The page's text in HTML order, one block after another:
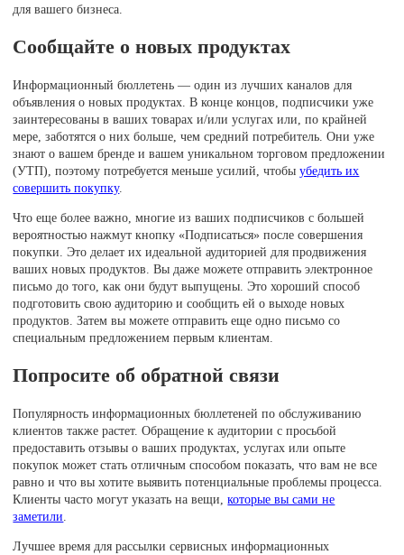
для вашего бизнеса.
Сообщайте о новых продуктах
Информационный бюллетень — один из лучших каналов для
объявления о новых продуктах. В конце концов, подписчики уже
заинтересованы в ваших товарах и/или услугах или, по крайней
мере, заботятся о них больше, чем средний потребитель. Они уже
знают о вашем бренде и вашем уникальном торговом предложении
(УТП), поэтому потребуется меньше усилий, чтобыубедить их
совершить покупку.
Что еще более важно, многие из ваших подписчиков с большей
вероятностью нажмут кнопку «Подписаться» после совершения
покупки. Это делает их идеальной аудиторией для продвижения
ваших новых продуктов. Вы даже можете отправить электронное
письмо до того, как они будут выпущены. Это хороший способ
подготовить свою аудиторию и сообщить ей о выходе новых
продуктов. Затем вы можете отправить еще одно письмо со
специальным предложением первым клиентам.
Попросите об обратной связи
Популярность информационных бюллетеней по обслуживанию
клиентов также растет. Обращение к аудитории с просьбой
предоставить отзывы о ваших продуктах, услугах или опыте
покупок может стать отличным способом показать, что вам не все
равно и что вы хотите выявить потенциальные проблемы процесса.
Клиенты часто могут указать на вещи,которые вы сами не
заметили
Лучшее время для рассылки сервисных информационных